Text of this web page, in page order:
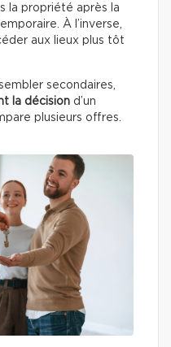
la propriété après la
À l’inverse,
aux lieux plus tôt
secondaires,
la décision d’un
plusieurs offres.